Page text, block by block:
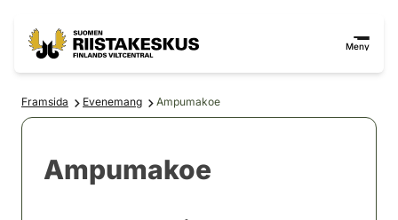
Meny
Framsida Evenemang Ampumakoe
Ampumakoe